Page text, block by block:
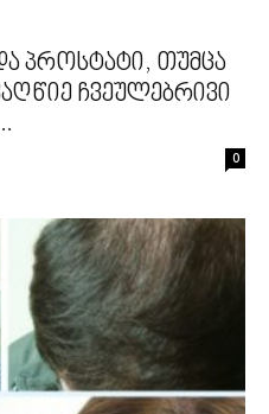
პროსტატი, თუმცა
ჩვეულებრივი
0